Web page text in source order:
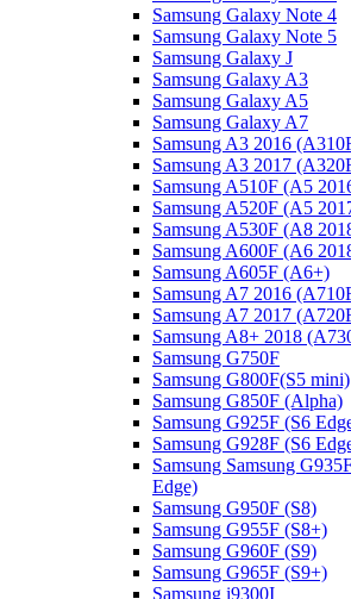
Samsung Galaxy Note 4
Samsung Galaxy Note 5
Samsung Galaxy J
Samsung Galaxy A3
Samsung Galaxy A5
Samsung Galaxy A7
Samsung A3 2016
Samsung A3 2017
Samsung A510F (A5
Samsung A520F (A5
Samsung A530F (A8
Samsung A600F (A6
Samsung A605F (A6+)
Samsung A7 2016
Samsung A7 2017
Samsung A8+ 2018
Samsung G750F
Samsung G800F(S5 mini)
Samsung G850F (Alpha)
Samsung G925F (S6
Samsung G928F (S6
Samsung Samsung
Edge)
Samsung G950F (S8)
Samsung G955F (S8+)
Samsung G960F (S9)
Samsung G965F (S9+)
Samsung i9300I